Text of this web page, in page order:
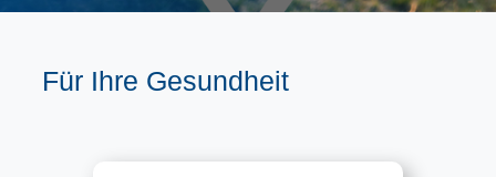
Für Ihre Gesundheit